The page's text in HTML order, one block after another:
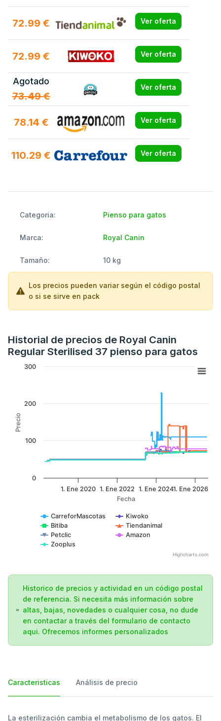
72.99 € Ver oferta
72.99 € Ver oferta
Agotado
73.49 €
Ver oferta
78.14 € Ver oferta
110.29 € Ver oferta
Categoria: Pienso para gatos
Marca: Royal Canin
Tamaño: 10 kg
Los precios pueden variar según el código postal
o si se sirve en pack
Historial de precios de Royal Canin
Regular Sterilised 37 pienso para gatos
Fecha
Precio
CarreforMascotas
Kiwoko
Bitiba
Tiendanimal
Petclic
Amazon
Zooplus
1. Ene 2020 1. Ene 2022 1. Ene 20241. Ene 2026
0
100
200
300
Highcharts.com
Historico de precios y actividad en un código postal
de referencia. Si necesita más información sobre
altas, bajas, novedades o cualquier cosa, no dude
en contactar a través del formulario de contacto
aqui. Ofrecemos informes personalizados
Caracteristicas Análisis de precio
La esterilización cambia el metabolismo de los gatos. El